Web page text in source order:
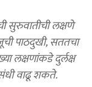
सुरुवातीची लक्षणे
पाठदुखी, सततचा
लक्षणांकडे दुर्लक्ष
वाढू शकते.